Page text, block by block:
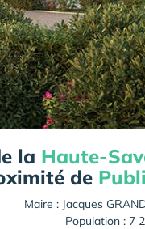
la Haute-
de
Maire : Jacques
Population : 7